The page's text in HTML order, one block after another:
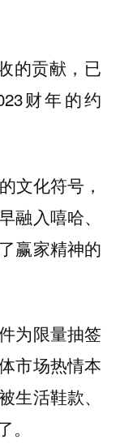
的贡献，已
财年的约
文化符号，
融入嘻哈、
赢家精神的
为限量抽签
市场热情本
生活鞋款、